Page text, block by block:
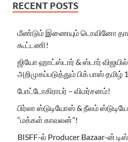
RECENT POSTS
மீண்டும் இணையும் டொவினோ
கூட்டணி!
ஜியோ ஹாட்ஸ்டார் & ஸ்டார் விஜயில்
அறிமுகப்படுத்தும் பிக் பாஸ் தமிழ்
போட்டோகிராபர் – விமர்சனம்!
பிர்லா ஸ்டுடியோஸ் & நீலம்
“மக்கள் காவலன்”!
BISFF-ல் Producer Bazaar-ன்